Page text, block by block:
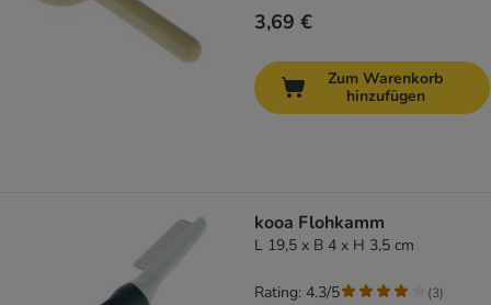
3,69 €
Zum Warenkorb
hinzufügen
kooa Flohkamm
L 19,5 x B 4 x H 3,5 cm
Rating: 4.3/5 (3)